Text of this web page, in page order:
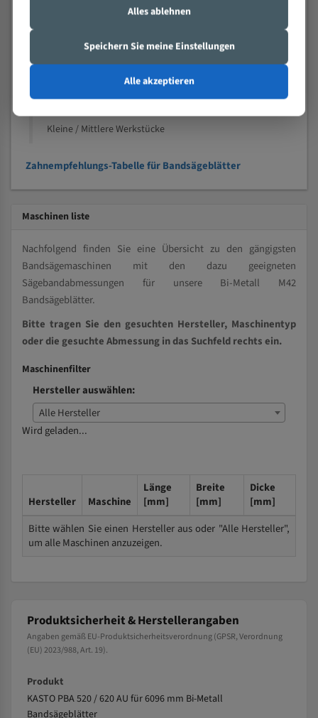
Nichteisenmetalle
Kleine / Mittlere Werkstücke
Zahnempfehlungs-Tabelle für Bandsägeblätter
Maschinen liste
Nachfolgend finden Sie eine Übersicht zu den gängigsten
Bandsägemaschinen mit den dazu geeigneten
Sägebandabmessungen für unsere Bi-Metall M42
Bandsägeblätter.
Bitte tragen Sie den gesuchten Hersteller, Maschinentyp
oder die gesuchte Abmessung in das Suchfeld rechts ein.
Maschinenfilter
Hersteller auswählen:
Alle Hersteller
Wird geladen...
Hersteller Maschine
Länge
[mm]
Breite
[mm]
Dicke
[mm]
Bitte wählen Sie einen Hersteller aus oder "Alle Hersteller",
um alle Maschinen anzuzeigen.
Produktsicherheit & Herstellerangaben
Angaben gemäß EU-Produktsicherheitsverordnung (GPSR, Verordnung
(EU) 2023/988, Art. 19).
Produkt
KASTO PBA 520 / 620 AU für 6096 mm Bi-Metall
Bandsägeblätter
Alles ablehnen
Speichern Sie meine Einstellungen
Alle akzeptieren